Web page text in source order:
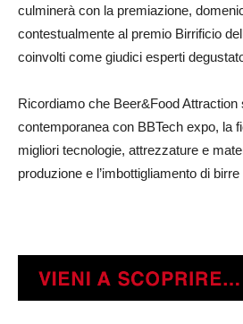
culminerà con la premiazione,
contestualmente al premio Birrificio
coinvolti come giudici esperti
Ricordiamo che Beer&Food
contemporanea con BBTech expo, la
migliori tecnologie, attrezzature e
produzione e l’imbottigliamento di